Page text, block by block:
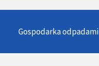
Gospodarka odpadami